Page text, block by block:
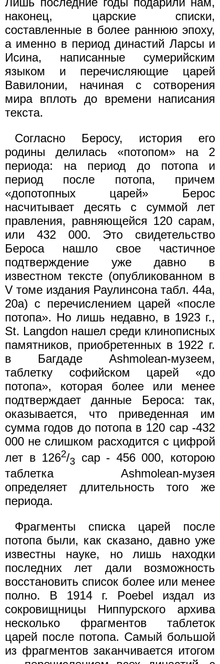
наконец, царские списки,
составленные в более раннюю эпоху,
а именно в период династий Ларсы и
Исина, написанные сумерийским
языком и перечисляющие царей
Вавилонии, начиная с сотворения
мира вплоть до времени написания
текста.
Согласно Беросу, история его
родины делилась «потопом» на 2
периода: на период до потопа и
период после потопа, причем
«допотопных царей» Берос
насчитывает десять с суммой лет
правления, равняющейся 120 сарам,
или 432 000. Это свидетельство
Бероса нашло свое частичное
подтверждение уже давно в
известном тексте (oпубликованном в
V томе издания Раулинсона табл. 44а,
20а) с перечислением царей «после
потопа». Но лишь недавно, в 1923 г.,
St. Langdon нашел среди клинописных
памятников, приобретенных в 1922 г.
в Багдаде Ashmolean-музеем,
таблетку софийском царей «до
потопа», которая более или менее
подтверждает данные Бероса: так,
оказывается, что приведенная им
сумма годов до потопа в 120 cap -432
000 не слишком расходится с цифрой
лет в 1262/3
cap - 456 000, которою
таблетка Аshmolean-музея
определяет длительность того же
периода.
Фрагменты списка царей после
потопа были, как сказано, давно уже
известны науке, но лишь находки
последних лет дали возможность
восстановить список более или менее
полно. В 1914 г. Poebel издал из
сокровищницы Ниппурского архива
несколько фрагментов таблеток
царей после потопа. Самый большой
из фрагментов заканчивается итогом